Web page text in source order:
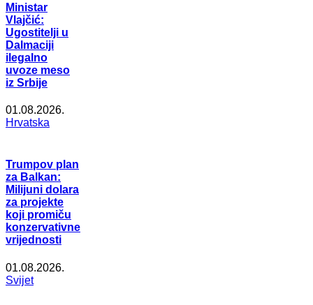
Ministar
Vlajčić:
Ugostitelji u
Dalmaciji
ilegalno
uvoze meso
iz Srbije
01.08.2026.
Hrvatska
Trumpov plan
za Balkan:
Milijuni dolara
za projekte
koji promiču
konzervativne
vrijednosti
01.08.2026.
Svijet